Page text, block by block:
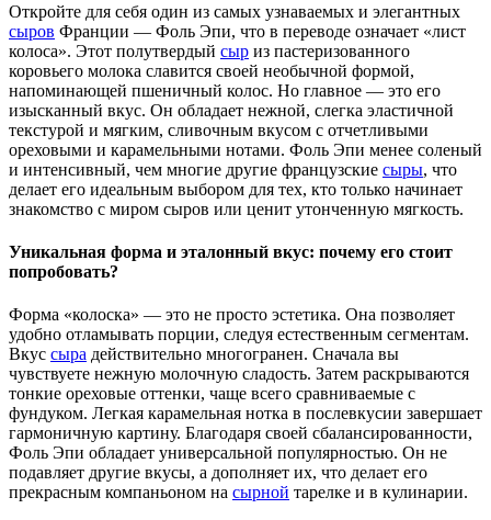
Откройте для себя один из самых узнаваемых и элегантных
сыров Франции — Фоль Эпи, что в переводе означает «лист
колоса». Этот полутвердый сыр из пастеризованного
коровьего молока славится своей необычной формой,
напоминающей пшеничный колос. Но главное — это его
изысканный вкус. Он обладает нежной, слегка эластичной
текстурой и мягким, сливочным вкусом с отчетливыми
ореховыми и карамельными нотами. Фоль Эпи менее соленый
и интенсивный, чем многие другие французские сыры, что
делает его идеальным выбором для тех, кто только начинает
знакомство с миром сыров или ценит утонченную мягкость.
Уникальная форма и эталонный вкус: почему его стоит
попробовать?
Форма «колоска» — это не просто эстетика. Она позволяет
удобно отламывать порции, следуя естественным сегментам.
Вкус сыра действительно многогранен. Сначала вы
чувствуете нежную молочную сладость. Затем раскрываются
тонкие ореховые оттенки, чаще всего сравниваемые с
фундуком. Легкая карамельная нотка в послевкусии завершает
гармоничную картину. Благодаря своей сбалансированности,
Фоль Эпи обладает универсальной популярностью. Он не
подавляет другие вкусы, а дополняет их, что делает его
прекрасным компаньоном на сырной тарелке и в кулинарии.